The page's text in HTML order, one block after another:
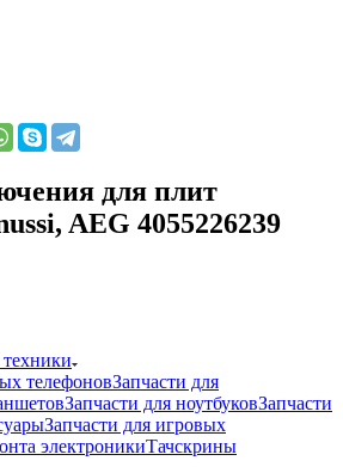
AEG 4055226239
телефонов
Запчасти для ноутбуков
Запчасти для игровых
электроникиТачскрины